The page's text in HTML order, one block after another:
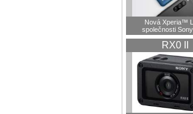
Nová Xperia™
společnosti
RX0 II